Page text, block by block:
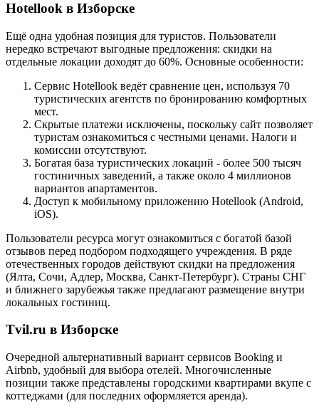
Hotellook в Изборске
Ещё одна удобная позиция для туристов. Пользователи
нередко встречают выгодные предложения: скидки на
отдельные локации доходят до 60%. Основные особенности:
Сервис Hotellook ведёт сравнение цен, используя 70
туристических агентств по бронированию комфортных
мест.
Скрытые платежи исключены, поскольку сайт позволяет
туристам ознакомиться с честными ценами. Налоги и
комиссии отсутствуют.
Богатая база туристических локаций - более 500 тысяч
гостиничных заведений, а также около 4 миллионов
вариантов апартаментов.
Доступ к мобильному приложению Hotellook (Android,
iOS).
Пользователи ресурса могут ознакомиться с богатой базой
отзывов перед подбором подходящего учреждения. В ряде
отечественных городов действуют скидки на предложения
(Ялта, Сочи, Адлер, Москва, Санкт-Петербург). Страны СНГ
и ближнего зарубежья также предлагают размещение внутри
локальных гостиниц.
Tvil.ru в Изборске
Очередной альтернативный вариант сервисов Booking и
Airbnb, удобный для выбора отелей. Многочисленные
позиции также представлены городскими квартирами вкупе с
коттеджами (для последних оформляется аренда).